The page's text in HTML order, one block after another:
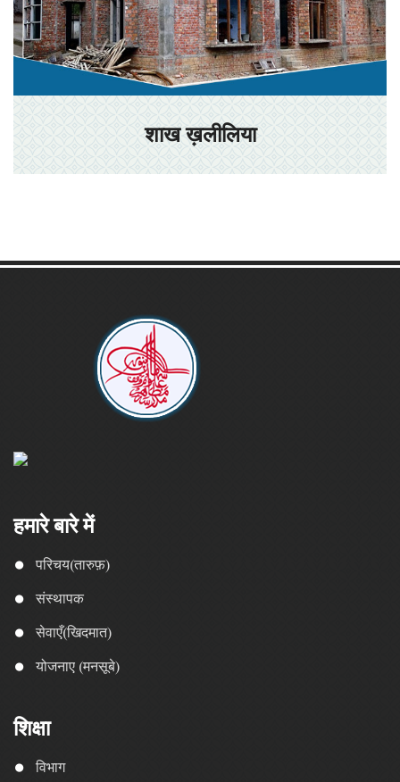
शाख ख़लीलिया
हमारे बारे में
परिचय(तारुफ़)
संस्थापक
सेवाएँ(खिदमात)
योजनाए (मनसूबे)
शिक्षा
विभाग